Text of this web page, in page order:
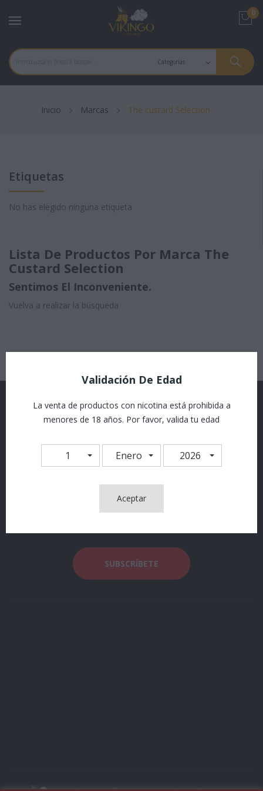
0
Inicio Marcas The custard Selection
Etiquetas
No has elegido ninguna etiqueta
Lista De Productos Por Marca The
Custard Selection
Sentimos El Inconveniente.
Vuelva a realizar la búsqueda
¡SIEMPRE AL DÍA!
Puede darse de baja en cualquier momento. Para ello,
consulte nuestra información de contacto en el aviso
Validación De Edad
La venta de productos con nicotina está prohibida a
menores de 18 años. Por favor, valida tu edad
1 Enero 2026
Aceptar